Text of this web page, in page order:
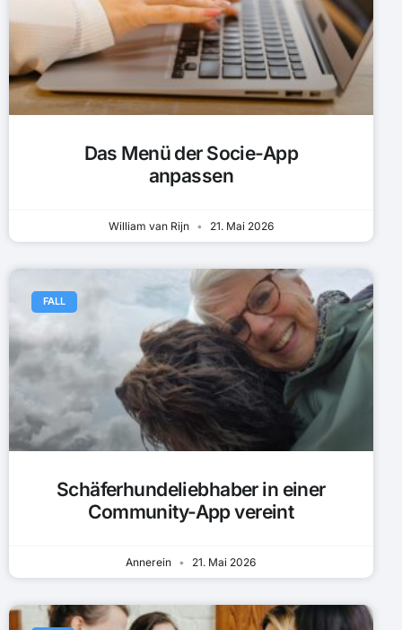
Das Menü der Socie-App
anpassen
William van Rijn 21. Mai 2026
FALL
Schäferhundeliebhaber in einer
Community-App vereint
Annerein 21. Mai 2026